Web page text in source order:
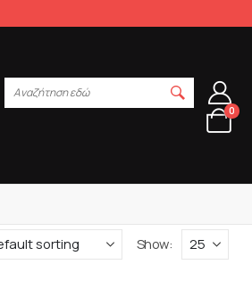
Αναζήτηση εδώ
0
Show: